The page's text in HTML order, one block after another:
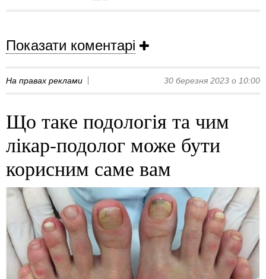
Показати коментарі
На правах реклами 30 березня 2023 о 10:00
Що таке подологія та чим
лікар-подолог може бути
корисним саме вам